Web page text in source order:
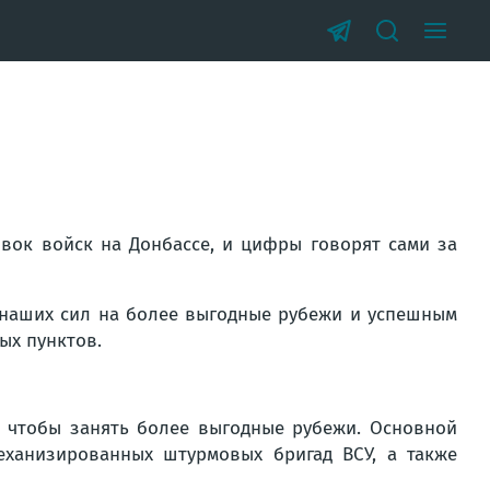
войск на Донбассе, и цифры говорят сами за
сил на более выгодные рубежи и успешным
пунктов.
занять более выгодные рубежи. Основной
штурмовых бригад ВСУ, а также